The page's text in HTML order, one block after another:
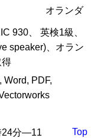
オランダ
930、 英検1級、
speaker)、オラン
得
Word, PDF,
24分―11
Top